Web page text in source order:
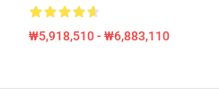
₩5,918,510 - ₩6,883,110